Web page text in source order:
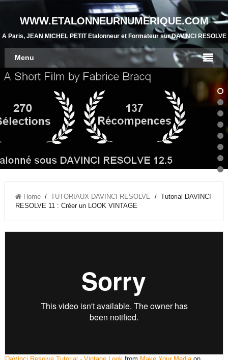
WWW.ETALONNEURNUMERIQUE.COM
A Paris, JEAN MICHEL PETIT Etalonneur et Formateur sur DAVINCI RESOLVE
Menu
Home/ TUTORIAUX DAVINCI RESOLVE / Tutorial DAVINCI
RESOLVE 11 : Créer un LOOK VINTAGE